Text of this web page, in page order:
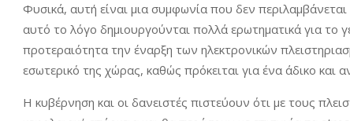
Φυσικά, αυτή είναι μια συμφωνία που δεν
αυτό το λόγο δημιουργούνται πολλά ερωτηματικά για το
προτεραιότητα την έναρξη των ηλεκτρονικών
εσωτερικό της χώρας, καθώς πρόκειται για ένα άδικο και
Η κυβέρνηση και οι δανειστές πιστεύουν ότι με τους